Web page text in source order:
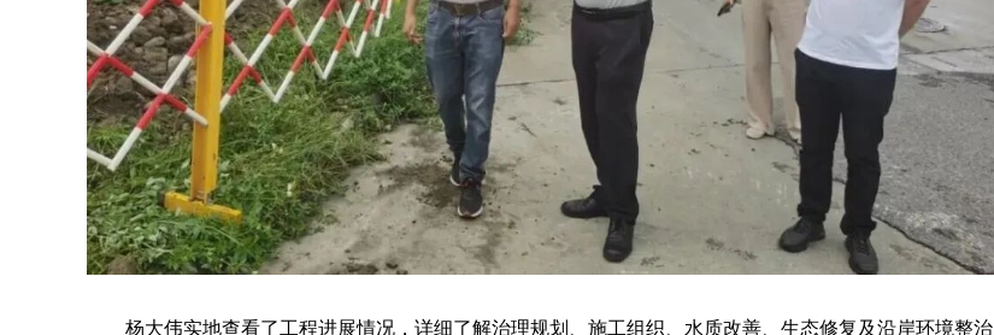
杨大伟实地查看了工程进展情况，详细了解治理规划、施工组织、水质改善、生态修复及沿岸环境整治